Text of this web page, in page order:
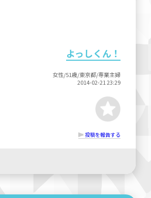
よっしくん！
女性/51歳/東京都/専業主婦
2014-02-21 23:29
投稿を報告する